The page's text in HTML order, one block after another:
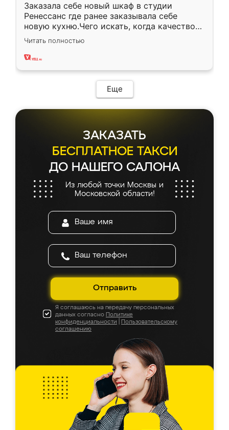
Заказала себе новый шкаф в студии
Ренессанс где ранее заказывала себе
новую кухню.Чего искать, когда качеством
вполне довольна. Служит кухня уже почти
два года, нареканий нет.
Читать полностью
Еще
ЗАКАЗАТЬ
БЕСПЛАТНОЕ ТАКСИ
ДО НАШЕГО САЛОНА
Из любой точки Москвы и
Московской области!
Отправить
Я соглашаюсь на передачу персональных
данных согласно Политике
конфиденциальности
Пользовательскому
соглашению